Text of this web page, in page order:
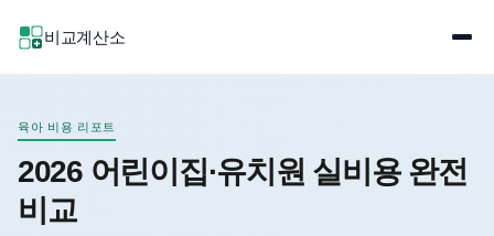
비교계산소
육아 비용 리포트
2026 어린이집·유치원 실비용 완전
비교